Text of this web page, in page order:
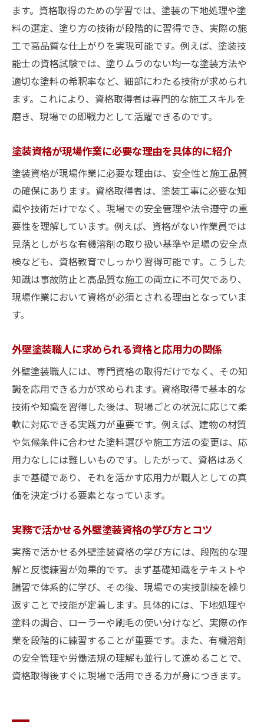
ます。資格取得のための学習では、塗装の下地処理や塗
料の選定、塗り方の技術が段階的に習得でき、実際の施
工で高品質な仕上がりを実現可能です。例えば、塗装技
能士の資格試験では、塗りムラのない均一な塗装方法や
適切な塗料の希釈率など、細部にわたる技術が求められ
ます。これにより、資格取得者は専門的な施工スキルを
磨き、現場での即戦力として活躍できるのです。
塗装資格が現場作業に必要な理由を具体的に紹介
塗装資格が現場作業に必要な理由は、安全性と施工品質
の確保にあります。資格取得者は、塗装工事に必要な知
識や技術だけでなく、現場での安全管理や法令遵守の重
要性を理解しています。例えば、資格がない作業員では
見落としがちな有機溶剤の取り扱い基準や足場の安全点
検なども、資格教育でしっかり習得可能です。こうした
知識は事故防止と高品質な施工の両立に不可欠であり、
現場作業において資格が必須とされる理由となっていま
す。
外壁塗装職人に求められる資格と応用力の関係
外壁塗装職人には、専門資格の取得だけでなく、その知
識を応用できる力が求められます。資格取得で基本的な
技術や知識を習得した後は、現場ごとの状況に応じて柔
軟に対応できる実践力が重要です。例えば、建物の材質
や気候条件に合わせた塗料選びや施工方法の変更は、応
用力なしには難しいものです。したがって、資格はあく
まで基礎であり、それを活かす応用力が職人としての真
価を決定づける要素となっています。
実務で活かせる外壁塗装資格の学び方とコツ
実務で活かせる外壁塗装資格の学び方には、段階的な理
解と反復練習が効果的です。まず基礎知識をテキストや
講習で体系的に学び、その後、現場での実技訓練を繰り
返すことで技能が定着します。具体的には、下地処理や
塗料の調合、ローラーや刷毛の使い分けなど、実際の作
業を段階的に練習することが重要です。また、有機溶剤
の安全管理や労働法規の理解も並行して進めることで、
資格取得後すぐに現場で活用できる力が身につきます。